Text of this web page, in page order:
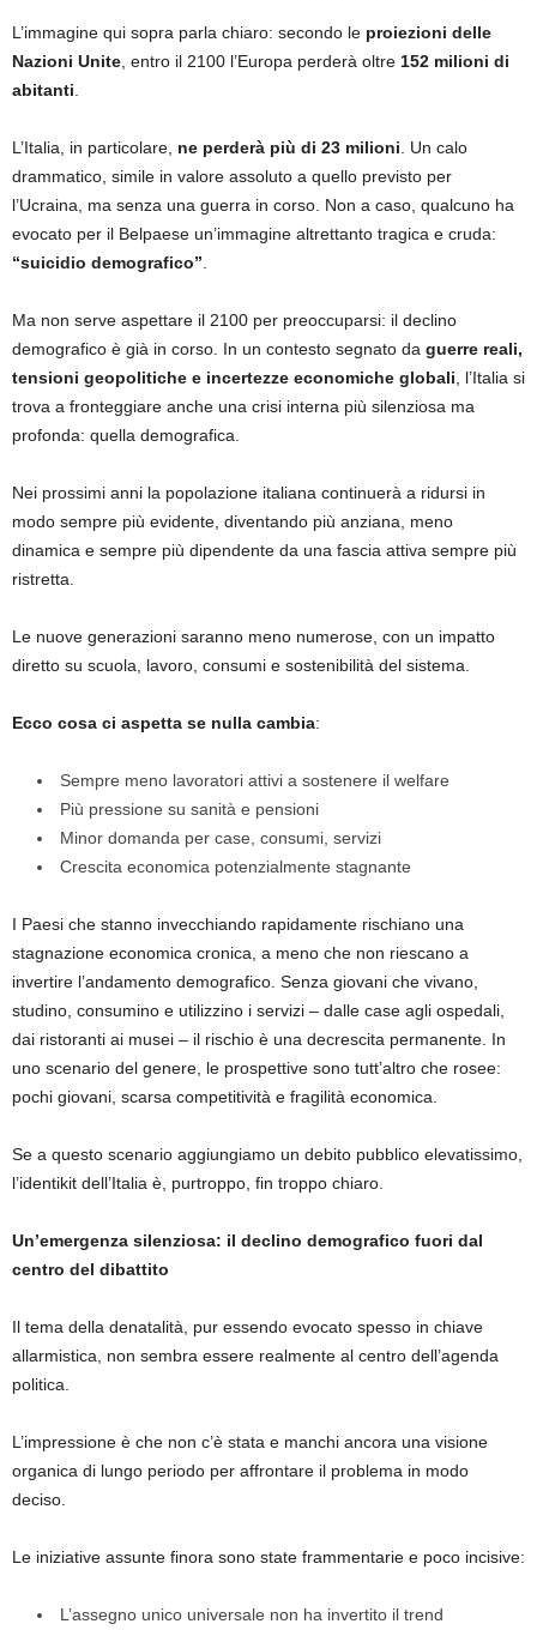
L’immagine qui sopra parla chiaro: secondo le proiezioni delle
Nazioni Unite, entro il 2100 l’Europa perderà oltre 152 milioni di
abitanti.
L’Italia, in particolare, ne perderà più di 23 milioni. Un calo
drammatico, simile in valore assoluto a quello previsto per
l’Ucraina, ma senza una guerra in corso. Non a caso, qualcuno ha
evocato per il Belpaese un’immagine altrettanto tragica e cruda:
“suicidio demografico”.
Ma non serve aspettare il 2100 per preoccuparsi: il declino
demografico è già in corso. In un contesto segnato da guerre reali,
tensioni geopolitiche e incertezze economiche globali, l’Italia si
trova a fronteggiare anche una crisi interna più silenziosa ma
profonda: quella demografica.
Nei prossimi anni la popolazione italiana continuerà a ridursi in
modo sempre più evidente, diventando più anziana, meno
dinamica e sempre più dipendente da una fascia attiva sempre più
ristretta.
Le nuove generazioni saranno meno numerose, con un impatto
diretto su scuola, lavoro, consumi e sostenibilità del sistema.
Ecco cosa ci aspetta se nulla cambia:
Sempre meno lavoratori attivi a sostenere il welfare
Più pressione su sanità e pensioni
Minor domanda per case, consumi, servizi
Crescita economica potenzialmente stagnante
I Paesi che stanno invecchiando rapidamente rischiano una
stagnazione economica cronica, a meno che non riescano a
invertire l’andamento demografico. Senza giovani che vivano,
studino, consumino e utilizzino i servizi – dalle case agli ospedali,
dai ristoranti ai musei – il rischio è una decrescita permanente. In
uno scenario del genere, le prospettive sono tutt’altro che rosee:
pochi giovani, scarsa competitività e fragilità economica.
Se a questo scenario aggiungiamo un debito pubblico elevatissimo,
l’identikit dell’Italia è, purtroppo, fin troppo chiaro.
Un’emergenza silenziosa: il declino demografico fuori dal
centro del dibattito
Il tema della denatalità, pur essendo evocato spesso in chiave
allarmistica, non sembra essere realmente al centro dell’agenda
politica.
L’impressione è che non c’è stata e manchi ancora una visione
organica di lungo periodo per affrontare il problema in modo
deciso.
Le iniziative assunte finora sono state frammentarie e poco incisive:
L’assegno unico universale non ha invertito il trend